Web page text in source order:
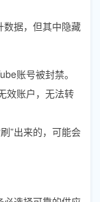
数据，但其中隐藏
账号被封禁。
效账户，无法转
”出来的，可能会